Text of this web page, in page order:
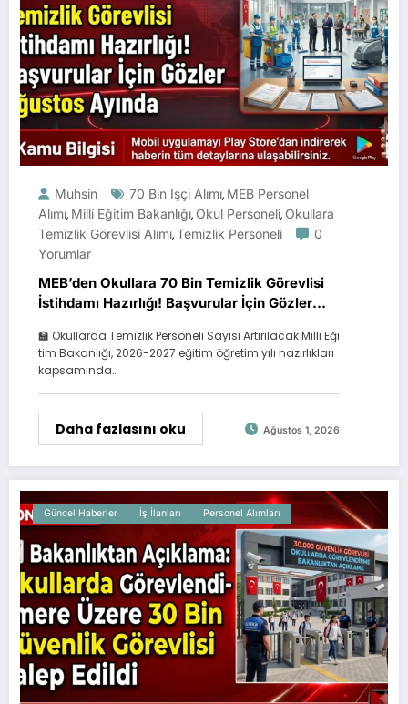
Muhsin 70 Bin Işçi Alımı, MEB Personel
Alımı, Milli Eğitim Bakanlığı, Okul Personeli, Okullara
Temizlik Görevlisi Alımı,Temizlik Personeli
0
Yorumlar
MEB’den Okullara 70 Bin Temizlik Görevlisi
İstihdamı Hazırlığı! Başvurular İçin Gözler
🏫 Okullarda Temizlik Personeli Sayısı Artırılacak Milli Eği
tim Bakanlığı, 2026-2027 eğitim öğretim yılı hazırlıkları
kapsamında…
Daha fazlasını oku Ağustos 1, 2026
Güncel Haberler İş İlanları Personel Alımları